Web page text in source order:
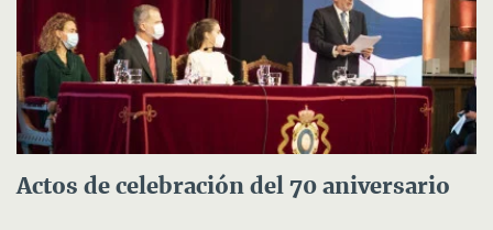
Actos de celebración del 70 aniversario